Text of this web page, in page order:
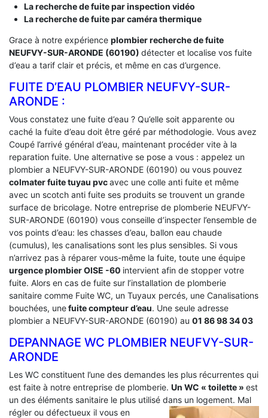
La recherche de fuite par inspection vidéo
La recherche de fuite par caméra thermique
Grace à notre expérience plombier recherche de fuite
NEUFVY-SUR-ARONDE (60190) détecter et localise vos fuite
d’eau a tarif clair et précis, et même en cas d’urgence.
FUITE D’EAU PLOMBIER NEUFVY-SUR-
ARONDE :
Vous constatez une fuite d’eau ? Qu’elle soit apparente ou
caché la fuite d’eau doit être géré par méthodologie. Vous avez
Coupé l’arrivé général d’eau, maintenant procéder vite à la
reparation fuite. Une alternative se pose a vous : appelez un
plombier a NEUFVY-SUR-ARONDE (60190) ou vous pouvez
colmater fuite tuyau pvcavec une colle anti fuite et même
avec un scotch anti fuite ses produits se trouvent un grande
surface de bricolage. Notre entreprise de plomberie NEUFVY-
SUR-ARONDE (60190) vous conseille d’inspecter l’ensemble de
vos points d’eau: les chasses d’eau, ballon eau chaude
(cumulus), les canalisations sont les plus sensibles. Si vous
n’arrivez pas à réparer vous-même la fuite, toute une équipe
urgence plombier OISE -60 intervient afin de stopper votre
fuite. Alors en cas de fuite sur l’installation de plomberie
sanitaire comme Fuite WC, un Tuyaux percés, une Canalisations
bouchées, unefuite compteur d’eau. Une seule adresse
plombier a NEUFVY-SUR-ARONDE (60190) au 01 86 98 34 03
DEPANNAGE WC PLOMBIER NEUFVY-SUR-
ARONDE
Les WC constituent l’une des demandes les plus récurrentes qui
est faite à notre entreprise de plomberie. Un WC « toilette » est
un des éléments sanitaire le plus utilisé dans un logement. Mal
régler ou défectueux il vous en